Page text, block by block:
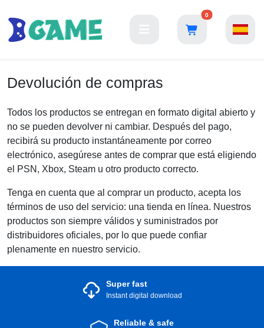
0
Devolución de compras
Todos los productos se entregan en formato digital abierto y
no se pueden devolver ni cambiar. Después del pago,
recibirá su producto instantáneamente por correo
electrónico, asegúrese antes de comprar que está eligiendo
el PSN, Xbox, Steam u otro producto correcto.
Tenga en cuenta que al comprar un producto, acepta los
términos de uso del servicio: una tienda en línea. Nuestros
productos son siempre válidos y suministrados por
distribuidores oficiales, por lo que puede confiar
plenamente en nuestro servicio.
Super fast
Instant digital download
Reliable & safe